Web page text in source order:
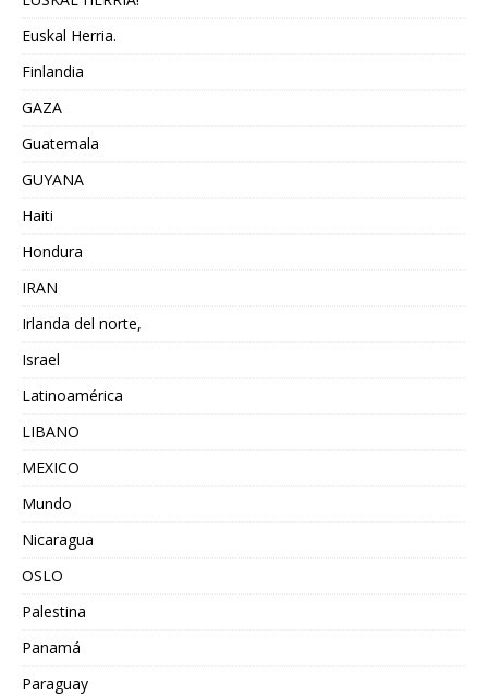
Euskal Herria.
Finlandia
GAZA
Guatemala
GUYANA
Haiti
Hondura
IRAN
Irlanda del norte,
Israel
Latinoamérica
LIBANO
MEXICO
Mundo
Nicaragua
OSLO
Palestina
Panamá
Paraguay